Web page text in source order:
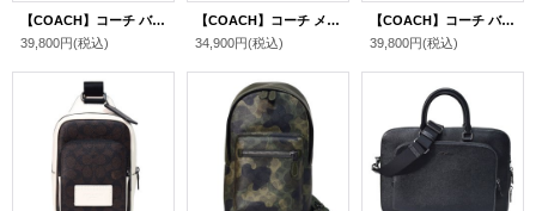
【COACH】コーチ バッグ メンズ デニム レザー シグネチャー ロゴ フィン クロスボディ 斜め掛け ショルダーバッグ ブラック〔日本未発売〕
39,800円(税込)
【COACH】コーチ メンズ バッグ デニム レザー シグネチャー ワイアット ダブルジップ 2WAY 斜め掛け クロスボディ クラッチ ショルダーバッグ ブラック〔日本未発売〕
34,900円(税込)
【COACH】コーチ バッグ メンズ バックパック キャンバス レザー シグネチャー レーサー パック ワンショルダー 巾着式 ボディバッグ チャコール×ブラック〔日本未発売〕
39,800円(税込)